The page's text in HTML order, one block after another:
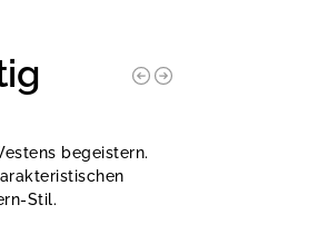
begeistern.
Stil.